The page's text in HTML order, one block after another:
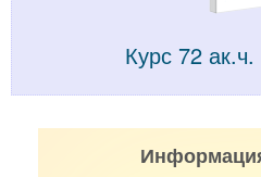
Курс 72